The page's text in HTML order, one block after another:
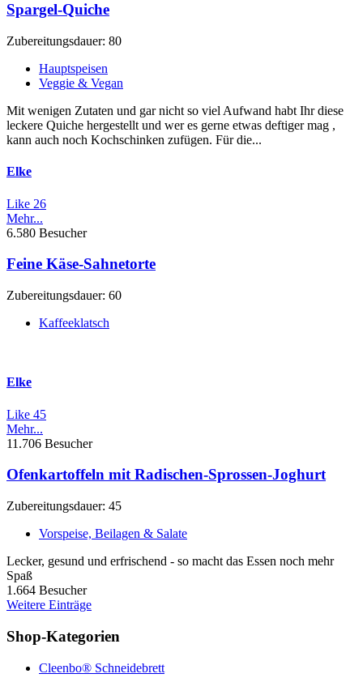
Spargel-Quiche
Zubereitungsdauer: 80
Hauptspeisen
Veggie & Vegan
Mit wenigen Zutaten und gar nicht so viel Aufwand habt Ihr diese
leckere Quiche hergestellt und wer es gerne etwas deftiger mag ,
kann auch noch Kochschinken zufügen. Für die...
Elke
Like 26
Mehr...
6.580 Besucher
Feine Käse-Sahnetorte
Zubereitungsdauer: 60
Kaffeeklatsch
Elke
Like 45
Mehr...
11.706 Besucher
Ofenkartoffeln mit Radischen-Sprossen-Joghurt
Zubereitungsdauer: 45
Vorspeise, Beilagen & Salate
Lecker, gesund und erfrischend - so macht das Essen noch mehr
Spaß
1.664 Besucher
Weitere Einträge
Shop-Kategorien
Cleenbo® Schneidebrett